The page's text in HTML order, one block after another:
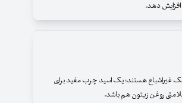
تک غیراشباع هستند؛ یک اسید چرب مفید برای
روغن زیتون هم باشد.